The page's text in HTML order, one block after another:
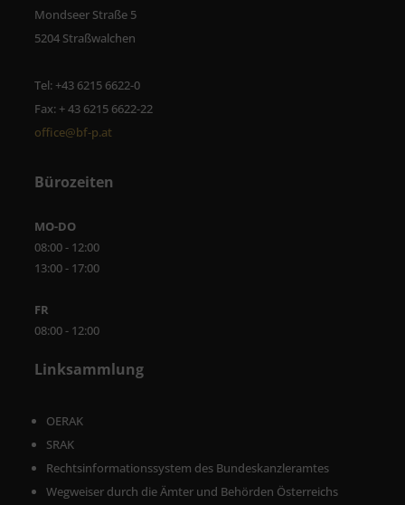
Mondseer Straße 5
5204 Straßwalchen
Tel: +43 6215 6622-0
Fax: + 43 6215 6622-22
office@bf-p.at
Bürozeiten
MO-DO
08:00 - 12:00
13:00 - 17:00
FR
08:00 - 12:00
Linksammlung
OERAK
SRAK
Rechtsinformationssystem des Bundeskanzleramtes
Wegweiser durch die Ämter und Behörden Österreichs